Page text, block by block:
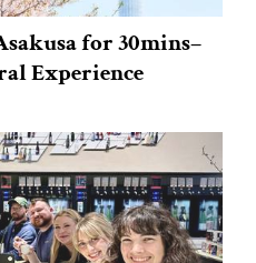
for 30mins–
Experience